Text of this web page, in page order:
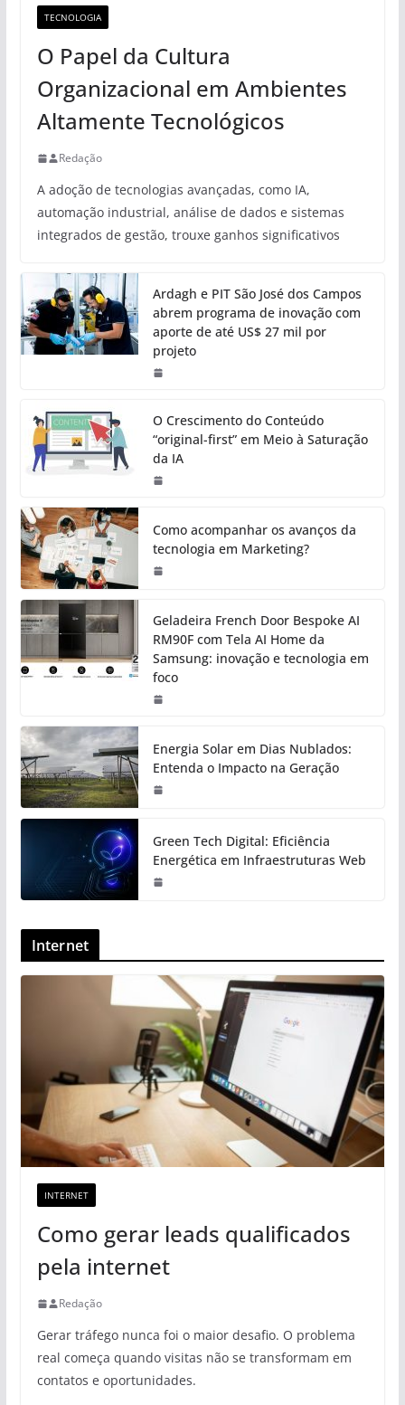
TECNOLOGIA
O Papel da Cultura
Organizacional em Ambientes
Altamente Tecnológicos
Redação
A adoção de tecnologias avançadas, como IA,
automação industrial, análise de dados e sistemas
integrados de gestão, trouxe ganhos significativos
Ardagh e PIT São José dos Campos
abrem programa de inovação com
aporte de até US$ 27 mil por
projeto
O Crescimento do Conteúdo
“original-first” em Meio à Saturação
da IA
Como acompanhar os avanços da
tecnologia em Marketing?
Geladeira French Door Bespoke AI
RM90F com Tela AI Home da
Samsung: inovação e tecnologia em
foco
Energia Solar em Dias Nublados:
Entenda o Impacto na Geração
Green Tech Digital: Eficiência
Energética em Infraestruturas Web
Internet
INTERNET
Como gerar leads qualificados
pela internet
Redação
Gerar tráfego nunca foi o maior desafio. O problema
real começa quando visitas não se transformam em
contatos e oportunidades.